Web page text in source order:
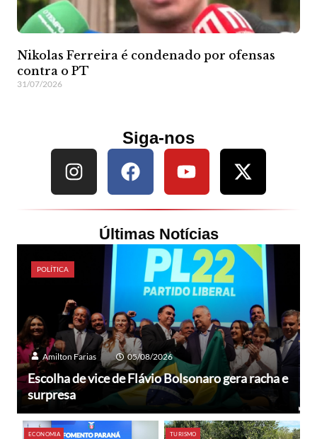
Nikolas Ferreira é condenado por ofensas
contra o PT
31/07/2026
Siga-nos
Últimas Notícias
POLÍTICA
Amilton Farias 05/08/2026
Escolha de vice de Flávio Bolsonaro gera racha e
surpresa
ECONOMIA TURISMO